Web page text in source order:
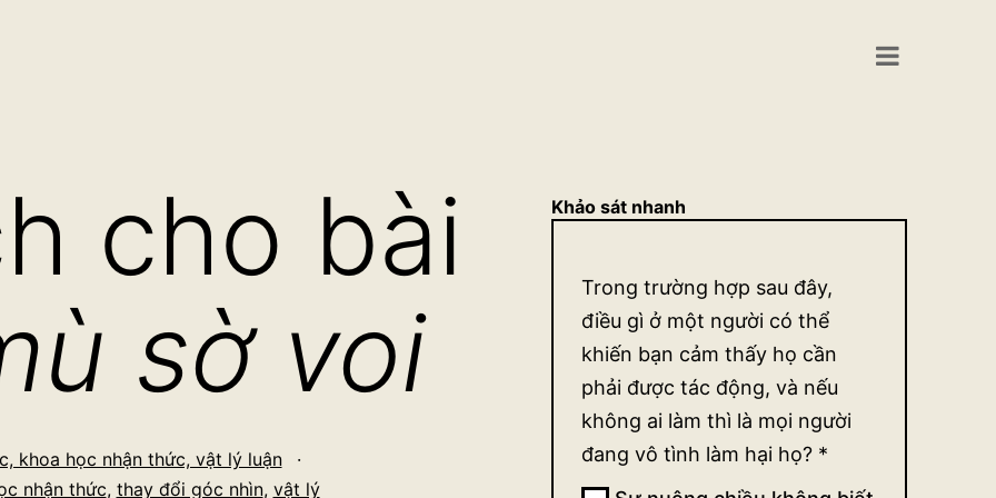
cho bài
sờ voi
khoa học nhận thức, vật lý luận
nhận thức, thay đổi góc nhìn, vật lý
Khảo sát nhanh
sát
quan
điểm
về sự
Trong trường hợp sau đây,
điều gì ở một người có thể
khiến bạn cảm thấy họ cần
phải được tác động, và nếu
không ai làm thì là mọi người
đang vô tình làm hại họ? *